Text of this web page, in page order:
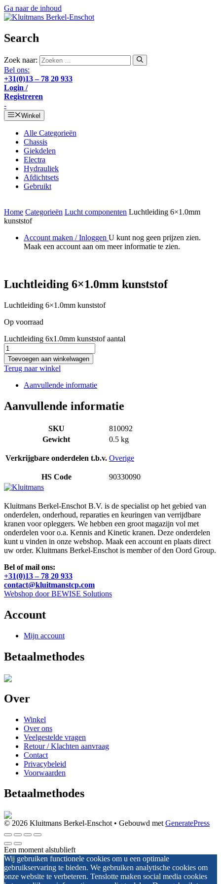
Ga naar de inhoud
Search
Zoek naar:
Bel ons:
+31(0)13 – 78 20 933
Login /
Registreren
-
Winkel
Alle Categorieën
Chassis
Giekdelen
Electra
Hydrauliek
Afdichtsets
Gebruikt
Home Categorieën Lucht componenten Luchtleiding 6×1.0mm
kunststof
Account maken / Inloggen U kunt nog geen prijzen zien.
Maak een account aan om meer informatie te zien.
Luchtleiding 6×1.0mm kunststof
Luchtleiding 6×1.0mm kunststof
Op voorraad
Luchtleiding 6x1.0mm kunststof aantal
Toevoegen aan winkelwagen
Terug naar winkel
Aanvullende informatie
Aanvullende informatie
SKU
810092
Gewicht
0.5 kg
Verkrijgbare onderdelen t.b.v. Overige
HS Code 90330090
Kluitmans Berkel-Enschot B.V. is de specialist op het gebied van
onderdelen, onderhoud, reparaties en keuringen van verrijdbare
kranen voor opleggers. We hebben een groot magazijn vol met
onderdelen voor o.a. Kennis and Kinetic kranen. Deze onderdelen
kunt u vinden in onze webshop. Maak een account en plaats direct
uw order. Kluitmans Berkel-Enschot is member of den Oord Group.
Bel of mail ons:
+31(0)13 – 78 20 933
contact@kluitmanstcp.com
Webshop door BEWISE Solutions
Account
Mijn account
Betaalmethodes
Over
Winkel
Over ons
Veelgestelde vragen
Retour / Klachten aanvraag
Contact
Privacybeleid
Voorwaarden
Betaalmethodes
© 2026 Kluitmans Berkel-Enschot • Gebouwd met GeneratePress
Een moment alstublieft
Wij gebruiken functionele cookies om u een optimale
gebruikservaring te bieden. We gebruiken analytische cookies om
onze website te verbeteren. Tenslotte maken social media cookies